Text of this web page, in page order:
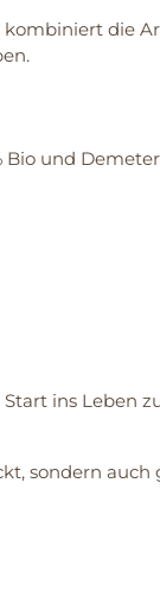
die
und
ins Leben
sondern